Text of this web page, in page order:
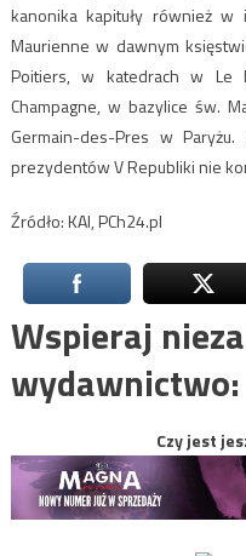
kanonika kapituły również w
Maurienne w dawnym
Poitiers, w katedrach w Le
Champagne, w bazylice św.
Germain-des-Pres w
prezydentów V Republiki nie
Źródło: KAI, PCh24.pl
Wspieraj
wydawnictwo:
Czy jest